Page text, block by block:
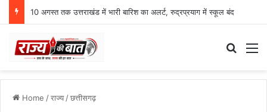
10 अगस्त तक उत्तराखंड में भारी बारिश का अलर्ट, रुद्रप्रयाग में स्कूल बंद
Home /राज्य/छत्तीसगढ़